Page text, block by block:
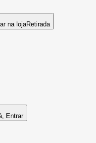
na lojaRetirada
Entrar